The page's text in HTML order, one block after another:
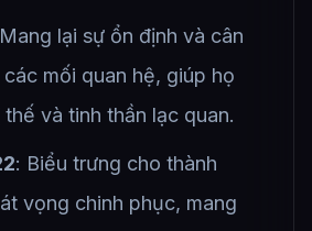
lại sự ổn định và cân
mối quan hệ, giúp họ
và tinh thần lạc quan.
: Biểu trưng cho thành
vọng chinh phục, mang